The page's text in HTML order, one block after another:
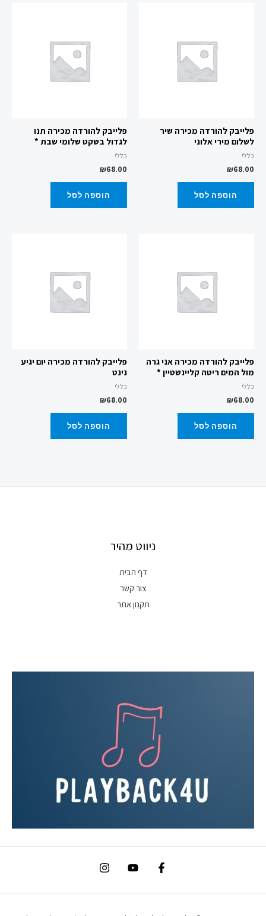
פלייבק להורדה מכירה שיר
לשלום מירי אלוני
כללי
₪68.00
הוספה לסל
פלייבק להורדה מכירה תנו
לגדול בשקט שלומי שבת *
כללי
₪68.00
הוספה לסל
פלייבק להורדה מכירה אני גרה
מול המים ריטה קליינשטיין *
כללי
₪68.00
הוספה לסל
פלייבק להורדה מכירה יום יגיע
נינט
כללי
₪68.00
הוספה לסל
ניווט מהיר
דף הבית
צור קשר
תקנון אתר